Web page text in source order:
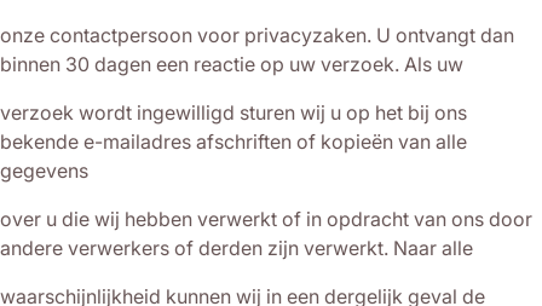
onze contactpersoon voor privacyzaken. U ontvangt dan
binnen 30 dagen een reactie op uw verzoek. Als uw
verzoek wordt ingewilligd sturen wij u op het bij ons
bekende e-mailadres afschriften of kopieën van alle
gegevens
over u die wij hebben verwerkt of in opdracht van ons door
andere verwerkers of derden zijn verwerkt. Naar alle
waarschijnlijkheid kunnen wij in een dergelijk geval de